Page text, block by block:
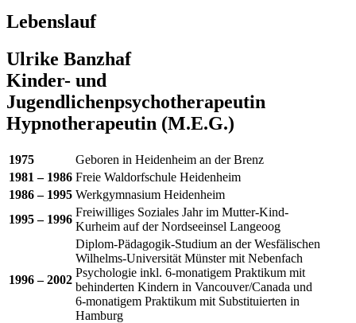
Lebenslauf
Ulrike Banzhaf
Kinder- und
Jugendlichenpsychotherapeutin
Hypnotherapeutin (M.E.G.)
1975
Geboren in Heidenheim an der Brenz
1981 – 1986 Freie Waldorfschule Heidenheim
1986 – 1995 Werkgymnasium Heidenheim
1995 – 1996
Freiwilliges Soziales Jahr im Mutter-Kind-
Kurheim auf der Nordseeinsel Langeoog
1996 – 2002
Diplom-Pädagogik-Studium an der Wesfälischen
Wilhelms-Universität Münster mit Nebenfach
Psychologie inkl. 6-monatigem Praktikum mit
behinderten Kindern in Vancouver/Canada und
6-monatigem Praktikum mit Substituierten in
Hamburg